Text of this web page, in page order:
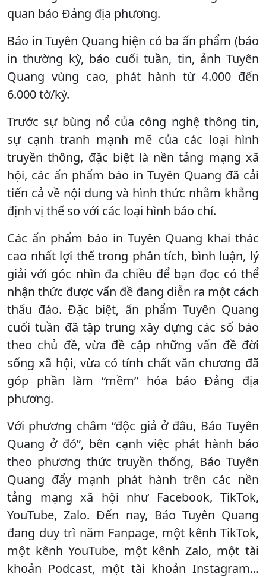
quan báo Đảng địa phương.
Báo in Tuyên Quang hiện có ba ấn phẩm (báo
in thường kỳ, báo cuối tuần, tin, ảnh Tuyên
Quang vùng cao, phát hành từ 4.000 đến
6.000 tờ/kỳ.
Trước sự bùng nổ của công nghệ thông tin,
sự cạnh tranh mạnh mẽ của các loại hình
truyền thông, đặc biệt là nền tảng mạng xã
hội, các ấn phẩm báo in Tuyên Quang đã cải
tiến cả về nội dung và hình thức nhằm khẳng
định vị thế so với các loại hình báo chí.
Các ấn phẩm báo in Tuyên Quang khai thác
cao nhất lợi thế trong phân tích, bình luận, lý
giải với góc nhìn đa chiều để bạn đọc có thể
nhận thức được vấn đề đang diễn ra một cách
thấu đáo. Đặc biệt, ấn phẩm Tuyên Quang
cuối tuần đã tập trung xây dựng các số báo
theo chủ đề, vừa đề cập những vấn đề đời
sống xã hội, vừa có tính chất văn chương đã
góp phần làm “mềm” hóa báo Đảng địa
phương.
Với phương châm “độc giả ở đâu, Báo Tuyên
Quang ở đó”, bên cạnh việc phát hành báo
theo phương thức truyền thống, Báo Tuyên
Quang đẩy mạnh phát hành trên các nền
tảng mạng xã hội như Facebook, TikTok,
YouTube, Zalo. Đến nay, Báo Tuyên Quang
đang duy trì năm Fanpage, một kênh TikTok,
một kênh YouTube, một kênh Zalo, một tài
khoản Podcast, một tài khoản Instagram...